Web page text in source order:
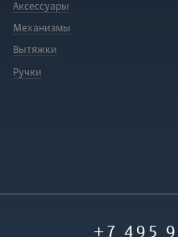
+7 495
Аксессуары
Механизмы
Вытяжки
Ручки